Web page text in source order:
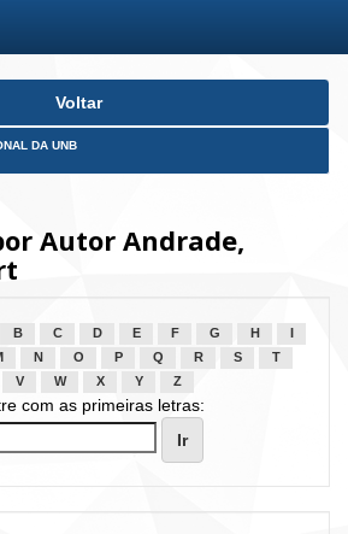
Voltar
DA UNB
Autor Andrade,
B C D E F G H
N O P Q R S
T
V W X Y Z
com as primeiras letras: